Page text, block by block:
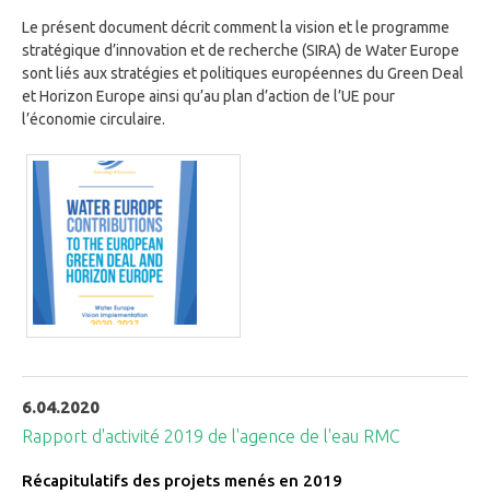
Le présent document décrit comment la vision et le programme
stratégique d’innovation et de recherche (SIRA) de Water Europe
sont liés aux stratégies et politiques européennes du Green Deal
et Horizon Europe ainsi qu’au plan d’action de l’UE pour
l’économie circulaire.
6.04.2020
Rapport d'activité 2019 de l'agence de l'eau RMC
Récapitulatifs des projets menés en 2019